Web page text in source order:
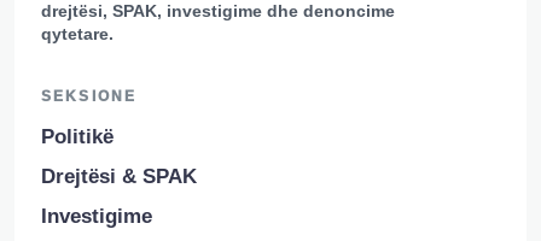
drejtësi, SPAK, investigime dhe denoncime
qytetare.
SEKSIONE
Politikë
Drejtësi & SPAK
Investigime